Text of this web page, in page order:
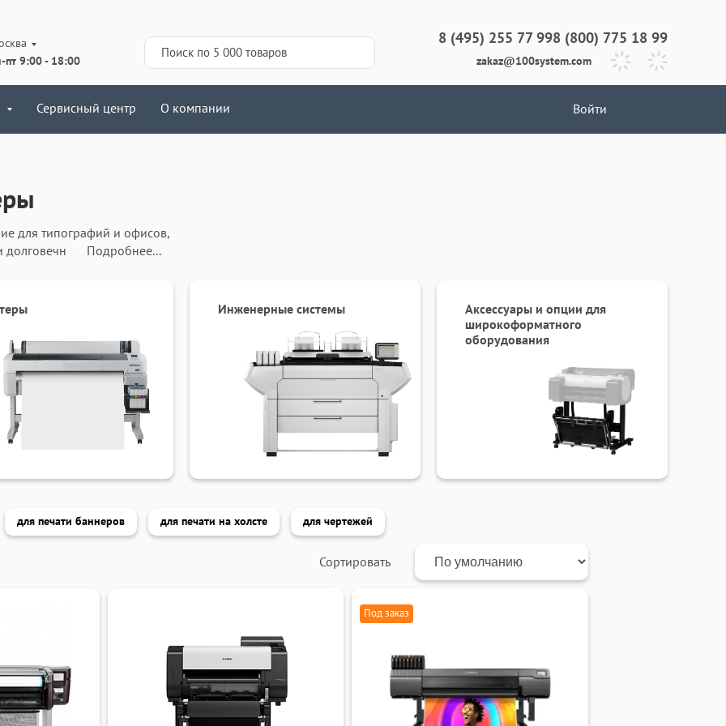
пт 9:00 - 18:00
8 (495) 255 77 998 (800) 775 18 99
zakaz@100system.com
Сервисный центр О компании Войти
для типографий и офисов,
печати на
под задачи
результат без
печати:
Ricoh, HP, Roland и многих
и копирование,
для инженерной
чернила и
полностью отвечает
Подробнее...
Инженерные системы
Аксессуары и опции для
широкоформатного
оборудования
для печати баннеров для печати на холсте для чертежей
Сортировать
Под заказ